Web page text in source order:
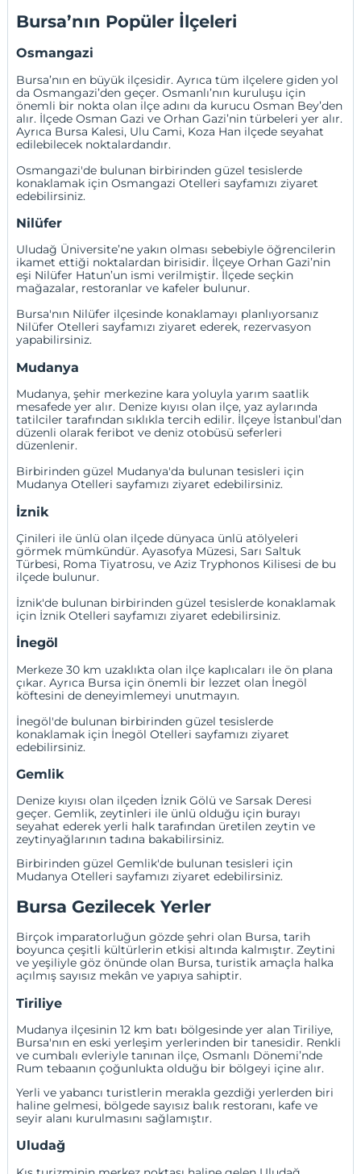
Bursa’nın Popüler İlçeleri
Osmangazi
Bursa’nın en büyük ilçesidir. Ayrıca tüm ilçelere giden yol
da Osmangazi’den geçer. Osmanlı’nın kuruluşu için
önemli bir nokta olan ilçe adını da kurucu Osman Bey’den
alır. İlçede Osman Gazi ve Orhan Gazi’nin türbeleri yer alır.
Ayrıca Bursa Kalesi, Ulu Cami, Koza Han ilçede seyahat
edilebilecek noktalardandır.
Osmangazi'de bulunan birbirinden güzel tesislerde
konaklamak içinOsmangazi Otelleri sayfamızı ziyaret
edebilirsiniz.
Nilüfer
Uludağ Üniversite’ne yakın olması sebebiyle öğrencilerin
ikamet ettiği noktalardan birisidir. İlçeye Orhan Gazi’nin
eşi Nilüfer Hatun’un ismi verilmiştir. İlçede seçkin
mağazalar, restoranlar ve kafeler bulunur.
Bursa'nın Nilüfer ilçesinde konaklamayı planlıyorsanız
Nilüfer Otelleri sayfamızı ziyaret ederek, rezervasyon
yapabilirsiniz.
Mudanya
Mudanya, şehir merkezine kara yoluyla yarım saatlik
mesafede yer alır. Denize kıyısı olan ilçe, yaz aylarında
tatilciler tarafından sıklıkla tercih edilir. İlçeye İstanbul’dan
düzenli olarak feribot ve deniz otobüsü seferleri
düzenlenir.
Birbirinden güzel Mudanya'da bulunan tesisleri için
Mudanya Otelleri sayfamızı ziyaret edebilirsiniz.
İznik
Çinileri ile ünlü olan ilçede dünyaca ünlü atölyeleri
görmek mümkündür. Ayasofya Müzesi, Sarı Saltuk
Türbesi, Roma Tiyatrosu, ve Aziz Tryphonos Kilisesi de bu
ilçede bulunur.
İznik'de bulunan birbirinden güzel tesislerde konaklamak
için İznik Otelleri sayfamızı ziyaret edebilirsiniz.
İnegöl
Merkeze 30 km uzaklıkta olan ilçe kaplıcaları ile ön plana
çıkar. Ayrıca Bursa için önemli bir lezzet olan İnegöl
köftesini de deneyimlemeyi unutmayın.
İnegöl'de bulunan birbirinden güzel tesislerde
konaklamak için İnegöl Otelleri sayfamızı ziyaret
edebilirsiniz.
Gemlik
Denize kıyısı olan ilçeden İznik Gölü ve Sarsak Deresi
geçer. Gemlik, zeytinleri ile ünlü olduğu için burayı
seyahat ederek yerli halk tarafından üretilen zeytin ve
zeytinyağlarının tadına bakabilirsiniz.
Birbirinden güzel Gemlik'de bulunan tesisleri için
Mudanya Otelleri sayfamızı ziyaret edebilirsiniz.
Bursa Gezilecek Yerler
Birçok imparatorluğun gözde şehri olan Bursa, tarih
boyunca çeşitli kültürlerin etkisi altında kalmıştır. Zeytini
ve yeşiliyle göz önünde olan Bursa, turistik amaçla halka
açılmış sayısız mekân ve yapıya sahiptir.
Tiriliye
Mudanya ilçesinin 12 km batı bölgesinde yer alan Tiriliye,
Bursa'nın en eski yerleşim yerlerinden bir tanesidir. Renkli
ve cumbalı evleriyle tanınan ilçe, Osmanlı Dönemi’nde
Rum tebaanın çoğunlukta olduğu bir bölgeyi içine alır.
Yerli ve yabancı turistlerin merakla gezdiği yerlerden biri
haline gelmesi, bölgede sayısız balık restoranı, kafe ve
seyir alanı kurulmasını sağlamıştır.
Uludağ